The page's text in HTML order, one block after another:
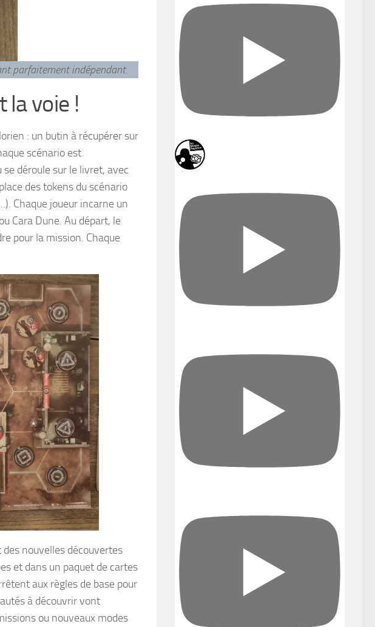
parfaitement indépendant.
la voie !
: un butin à récupérer sur
scénario est
déroule sur le livret, avec
des tokens du scénario
Chaque joueur incarne un
Cara Dune. Au départ, le
pour la mission. Chaque
nouvelles découvertes
et dans un paquet de cartes
aux règles de base pour
à découvrir vont
ou nouveaux modes